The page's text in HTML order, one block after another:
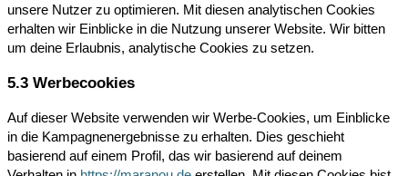
unsere Nutzer zu optimieren. Mit diesen analytischen Cookies
erhalten wir Einblicke in die Nutzung unserer Website. Wir bitten
um deine Erlaubnis, analytische Cookies zu setzen.
5.3 Werbecookies
Auf dieser Website verwenden wir Werbe-Cookies, um Einblicke
in die Kampagnenergebnisse zu erhalten. Dies geschieht
basierend auf einem Profil, das wir basierend auf deinem